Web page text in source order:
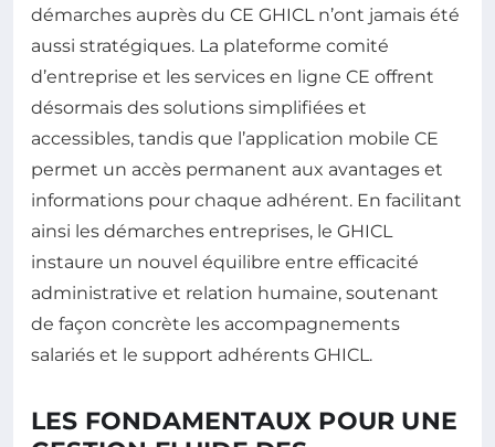
démarches auprès du CE GHICL n’ont jamais été
aussi stratégiques. La plateforme comité
d’entreprise et les services en ligne CE offrent
désormais des solutions simplifiées et
accessibles, tandis que l’application mobile CE
permet un accès permanent aux avantages et
informations pour chaque adhérent. En facilitant
ainsi les démarches entreprises, le GHICL
instaure un nouvel équilibre entre efficacité
administrative et relation humaine, soutenant
de façon concrète les accompagnements
salariés et le support adhérents GHICL.
LES FONDAMENTAUX POUR UNE